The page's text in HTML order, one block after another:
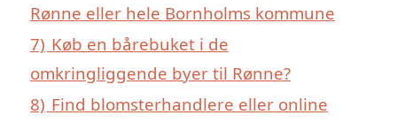
Rønne eller hele Bornholms kommune
7) Køb en bårebuket i de
omkringliggende byer til Rønne?
8) Find blomsterhandlere eller online